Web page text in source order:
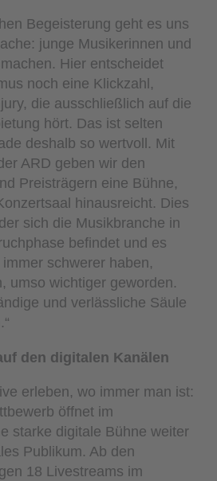
Begeisterung geht es uns
junge Musikerinnen und
Hier entscheidet
noch eine Klickzahl,
die ausschließlich auf die
hört. Das ist selten
deshalb so wertvoll. Mit
ARD geben wir den
Preisträgern eine Bühne,
hinausreicht. Dies
sich die Musikbranche in
befindet und es
schwerer haben,
umso wichtiger geworden.
und verlässliche Säule
den digitalen Kanälen
erleben, wo immer man ist:
öffnet im
starke digitale Bühne weiter
Publikum. Ab den
18 Livestreams im